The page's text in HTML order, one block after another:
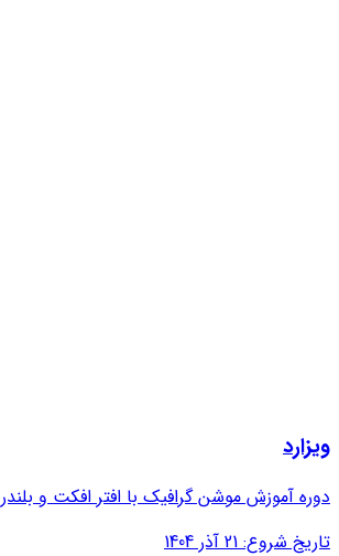
ویزارد
دوره آموزش موشن گرافیک با افتر افکت و بلندر
تاریخ شروع: 21 آذر 1404